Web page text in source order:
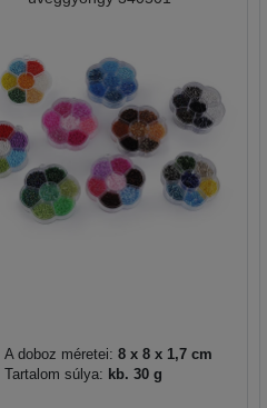
A doboz méretei: 8 x 8 x 1,7 cm
Tartalom súlya: kb. 30 g